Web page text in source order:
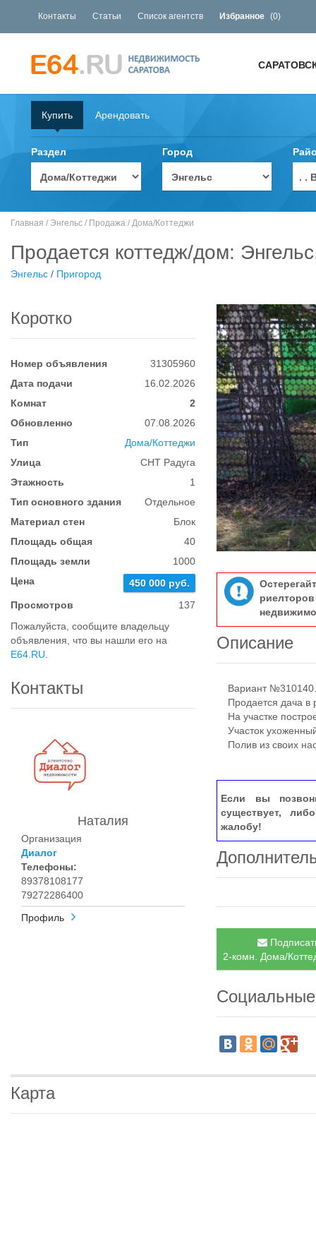
Контакты Статьи Список агентств Избранное (0)
Купить Арендовать
Раздел Город
. .
Главная / Энгельс / Продажа / Дома/Коттеджи
Продается коттедж/дом:
Энгельс / Пригород
Коротко
Номер объявления
31305960
Дата подачи
16.02.2026
Комнат
2
Обновленно
07.08.2026
Тип
Дома/Коттеджи
Улица
СНТ Радуга
Этажность
1
Тип основного здания
Отдельное
Материал стен
Блок
Площадь общая
40
Площадь земли
1000
Цена
450 000 руб.
Просмотров
137
Пожалуйста, сообщите владельцу
объявления, что вы нашли его на
E64.RU
Контакты
Наталия
Организация
Диалог
Телефоны:
89378108177
79272286400
Профиль
Описание
Вариант
Продается дача в
На участке
Участок
Полив из своих
Если вы
существует,
жалобу!
2-комн. Дома/
Карта